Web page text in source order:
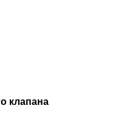
клапана